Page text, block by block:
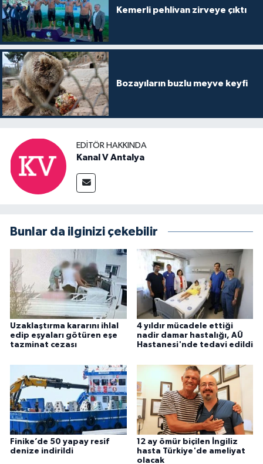
Kemerli pehlivan zirveye çıktı
Bozayıların buzlu meyve keyfi
EDITÖR HAKKINDA
Kanal V Antalya
Bunlar da ilginizi çekebilir
Uzaklaştırma kararını ihlal
edip eşyaları götüren eşe
tazminat cezası
4 yıldır mücadele ettiği
nadir damar hastalığı, AÜ
Hastanesi'nde tedavi edildi
Finike’de 50 yapay resif
denize indirildi
12 ay ömür biçilen İngiliz
hasta Türkiye'de ameliyat
olacak